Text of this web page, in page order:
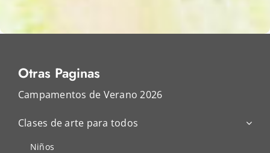
Otras Paginas
Campamentos de Verano 2026
Clases de arte para todos
Niños